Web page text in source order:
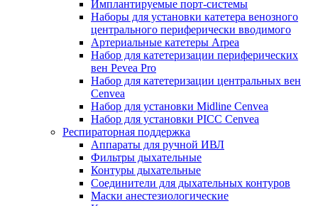
Имплантируемые порт‑системы
Наборы для установки катетера венозного
центрального периферически вводимого
Артериальные катетеры Arpea
Набор для катетеризации периферических
вен Pevea Pro
Набор для катетеризации центральных вен
Cenvea
Набор для установки Midline Cenvea
Набор для установки PICC Cenvea
Респираторная поддержка
Аппараты для ручной ИВЛ
Фильтры дыхательные
Контуры дыхательные
Соединители для дыхательных контуров
Маски анестезиологические